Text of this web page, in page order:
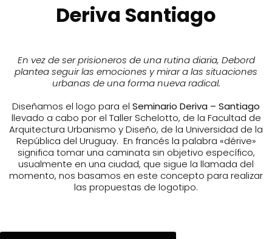
Deriva Santiago
En vez de ser prisioneros de una rutina diaria, Debord
plantea seguir las emociones y mirar a las situaciones
urbanas de una forma nueva radical.
Diseñamos el logo para el Seminario Deriva – Santiago
llevado a cabo por el Taller Schelotto, de la Facultad de
Arquitectura Urbanismo y Diseño, de la Universidad de la
República del Uruguay. En francés la palabra «dérive»
significa tomar una caminata sin objetivo específico,
usualmente en una ciudad, que sigue la llamada del
momento, nos basamos en este concepto para realizar
las propuestas de logotipo.